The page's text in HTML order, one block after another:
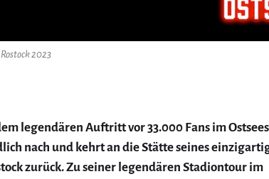
2023
legendären Auftritt vor 33.000 Fans im
nach und kehrt an die Stätte seines
zurück. Zu seiner legendären Stadiontour im